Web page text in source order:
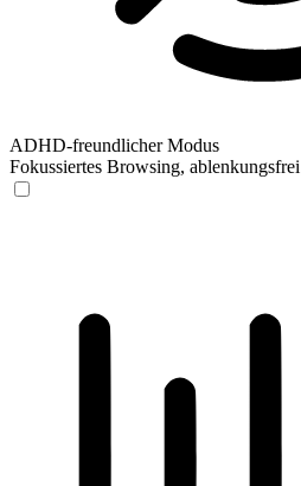
ADHD-freundlicher Modus
Fokussiertes Browsing, ablenkungsfrei